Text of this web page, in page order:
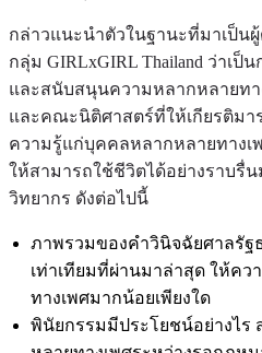
กล่าวแนะนำตัวในฐานะที่มาเป็น
กลุ่ม GIRLxGIRL Thailand ว่าเ
และสนับสนุนความหลากหลายท
และคณะนิติศาสตร์ที่ให้เกียรติมา
ความรู้แก่บุคคลหลากหลายทางเ
ให้สามารถใช้ชีวิตได้อย่างราบรื่
วิทยากร ดังต่อไปนี้
ภาพรวมของคำวินิจฉัยศาลรัฐ
เท่าเทียมที่ผ่านมาล่าสุด ให้ค
ทางเพศมากน้อยเพียงใด
พินัยกรรมมีประโยชน์อย่างไร